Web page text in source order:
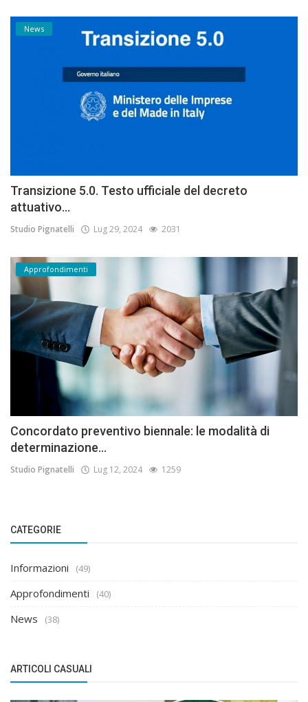
News
Transizione 5.0. Testo ufficiale del decreto
attuativo...
Studio Pignatelli Lug 29, 2024 2031
Approfondimenti
Concordato preventivo biennale: le modalità di
determinazione...
Studio Pignatelli Lug 12, 2024 1259
CATEGORIE
Informazioni (49)
Approfondimenti (40)
News (38)
ARTICOLI CASUALI